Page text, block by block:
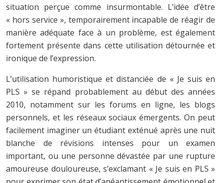
situation perçue comme insurmontable. L’idée d’être
« hors service », temporairement incapable de réagir de
manière adéquate face à un problème, est également
fortement présente dans cette utilisation détournée et
ironique de l’expression.
L’utilisation humoristique et distanciée de « Je suis en
PLS » se répand probablement au début des années
2010, notamment sur les forums en ligne, les blogs
personnels, et les réseaux sociaux émergents. On peut
facilement imaginer un étudiant exténué après une nuit
blanche de révisions intenses pour un examen
important, ou une personne dévastée par une rupture
amoureuse douloureuse, s’exclamant « Je suis en PLS »